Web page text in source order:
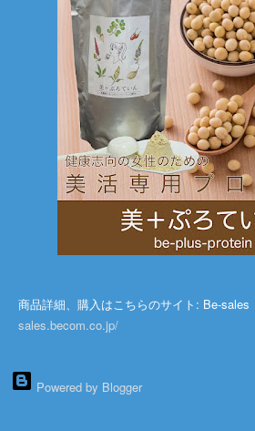
商品詳細、購入はこちらのサイト: Be-sales
sales.becom.co.jp/
Powered by Blogger